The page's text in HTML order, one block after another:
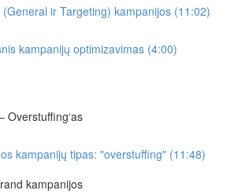
ir Targeting) kampanijos (11:02)
kampanijų optimizavimas (4:00)
Overstuffing‘as
kampanijų tipas: "overstuffing" (11:48)
kampanijos